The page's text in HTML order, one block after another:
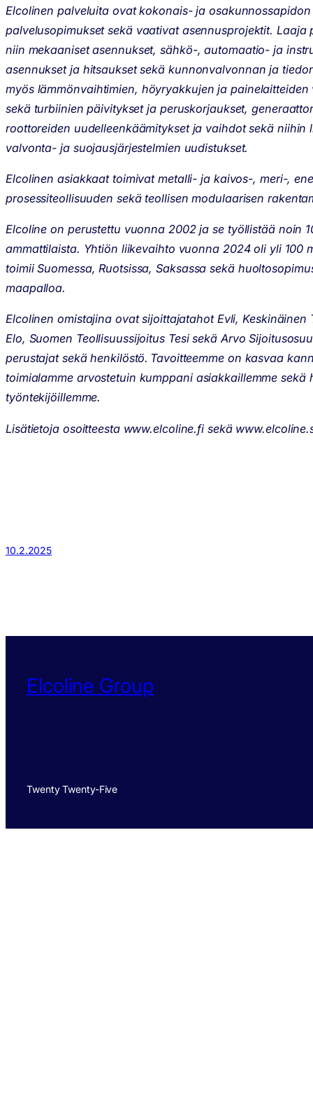
Elcolinen palveluita ovat kokonais- ja
palvelusopimukset sekä vaativat asennusprojektit.
niin mekaaniset asennukset, sähkö-, automaatio- ja
asennukset ja hitsaukset sekä kunnonvalvonnan ja
myös lämmönvaihtimien, höyryakkujen ja
sekä turbiinien päivitykset ja peruskorjaukset,
roottoreiden uudelleenkäämitykset ja vaihdot sekä niihin
valvonta- ja suojausjärjestelmien uudistukset.
Elcolinen asiakkaat toimivat metalli- ja kaivos-, meri-,
prosessiteollisuuden sekä teollisen modulaarisen
Elcoline on perustettu vuonna 2002 ja se työllistää noin
ammattilaista. Yhtiön liikevaihto vuonna 2024 oli yli 100
toimii Suomessa, Ruotsissa, Saksassa sekä
maapalloa.
Elcolinen omistajina ovat sijoittajatahot Evli, Keskinäinen
Elo, Suomen Teollisuussijoitus Tesi sekä Arvo
perustajat sekä henkilöstö. Tavoitteemme on kasvaa
toimialamme arvostetuin kumppani asiakkaillemme
työntekijöillemme.
Lisätietoja osoitteesta www.elcoline.fi sekä
10.2.2025
Elcoline Group
Twenty Twenty-Five